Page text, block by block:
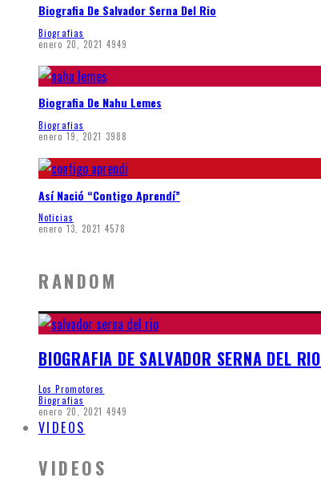
Biografia De Salvador Serna Del Rio
Biografias
enero 20, 2021 4949
Biografia De Nahu Lemes
Biografias
enero 19, 2021 3988
Así Nació “Contigo Aprendí”
Noticias
enero 13, 2021 4578
RANDOM
BIOGRAFIA DE SALVADOR SERNA DEL RIO
Los Promotores
Biografias
enero 20, 2021 4949
VIDEOS
VIDEOS